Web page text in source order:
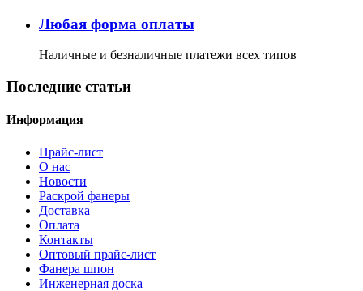
Любая форма оплаты
Наличные и безналичные платежи всех типов
Последние статьи
Информация
Прайс-лист
О нас
Новости
Раскрой фанеры
Доставка
Оплата
Контакты
Оптовый прайс-лист
Фанера шпон
Инженерная доска